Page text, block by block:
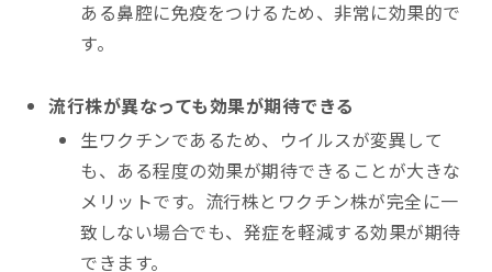
ある鼻腔に免疫をつけるため、非常に効果的で
す。
流行株が異なっても効果が期待できる
生ワクチンであるため、ウイルスが変異して
も、ある程度の効果が期待できることが大きな
メリットです。流行株とワクチン株が完全に一
致しない場合でも、発症を軽減する効果が期待
できます。